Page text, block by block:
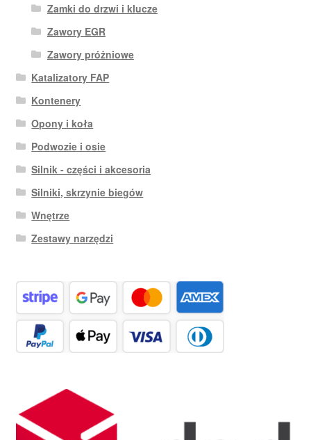
Zamki do drzwi i klucze
Zawory EGR
Zawory próżniowe
Katalizatory FAP
Kontenery
Opony i koła
Podwozie i osie
Silnik - części i akcesoria
Silniki, skrzynie biegów
Wnętrze
Zestawy narzędzi